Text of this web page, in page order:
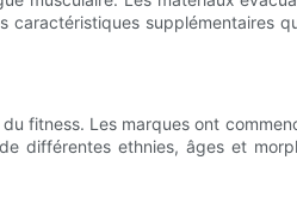
supplémentaires
fitness. Les marques ont
différentes ethnies, âges et